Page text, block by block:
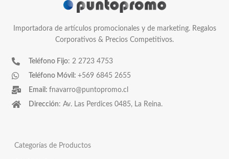
Importadora de artículos promocionales y de marketing. Regalos
Corporativos & Precios Competitivos.
Teléfono Fijo: 2 2723 4753
Teléfono Móvil: +569 6845 2655
Email: fnavarro@puntopromo.cl
Dirección: Av. Las Perdices 0485, La Reina.
Categorías de Productos